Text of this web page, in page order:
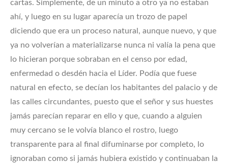
cartas. Simplemente, de un minuto a otro ya no estaban
ahí, y luego en su lugar aparecía un trozo de papel
diciendo que era un proceso natural, aunque nuevo, y que
ya no volverían a materializarse nunca ni valía la pena que
lo hicieran porque sobraban en el censo por edad,
enfermedad o desdén hacia el Líder. Podía que fuese
natural en efecto, se decían los habitantes del palacio y de
las calles circundantes, puesto que el señor y sus huestes
jamás parecían reparar en ello y que, cuando a alguien
muy cercano se le volvía blanco el rostro, luego
transparente para al final difuminarse por completo, lo
ignoraban como si jamás hubiera existido y continuaban la